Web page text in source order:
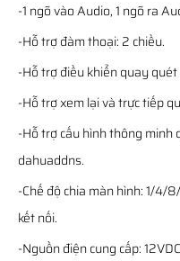
-1 ngõ vào Audio, 1 ngõ ra
-Hỗ trợ đàm thoại: 2 chiều.
-Hỗ trợ điều khiển quay
-Hỗ trợ xem lại và trực tiếp
-Hỗ trợ cấu hình thông minh
dahuaddns.
-Chế độ chia màn hình: 1/4/
kết nối.
-Nguồn điện cung cấp: